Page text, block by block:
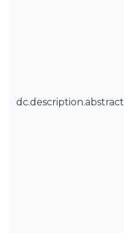
dc.description.abstract